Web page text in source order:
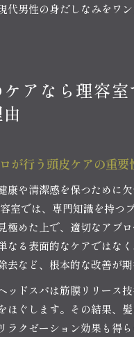
代男性の身だしなみをワ
アなら理容室
が行う頭皮ケアの重要
康や清潔感を保つために
室では、専門知識を持つ
極めた上で、適切なアプ
なる表面的なケアではな
去など、根本的な改善が期
ッドスパは筋膜リリース技
ほぐします。その結果、
ラクゼーション効果も得